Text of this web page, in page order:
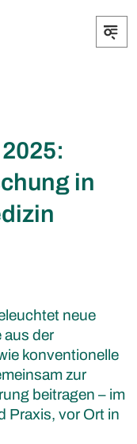
in
neue
der
konventionelle
zur
beitragen – im
Praxis, vor Ort in